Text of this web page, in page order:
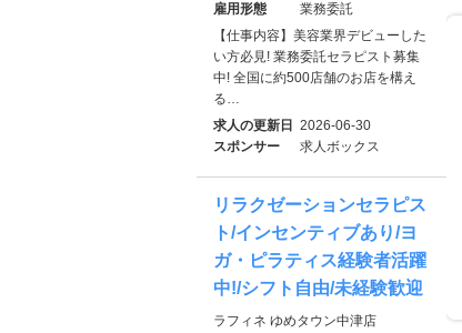
雇用形態
業務委託
【仕事内容】美容業界デビューした
い方必見! 業務委託セラピスト募集
中! 全国に約500店舗のお店を構え
る…
求人の更新日 2026-06-30
スポンサー
求人ボックス
リラクゼーションセラピス
ト/インセンティブあり/ヨ
ガ・ピラティス経験者活躍
中!/シフト自由/未経験歓迎
ラフィネ ゆめタウン中津店